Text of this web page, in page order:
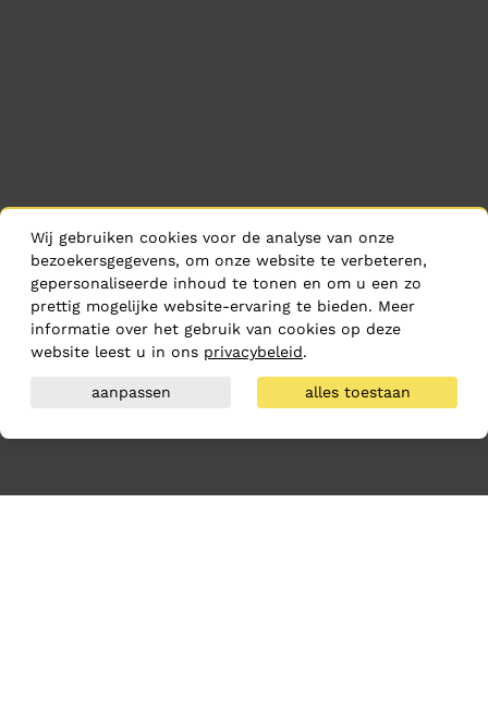
Wij gebruiken cookies voor de analyse van onze
bezoekersgegevens, om onze website te verbeteren,
gepersonaliseerde inhoud te tonen en om u een zo
prettig mogelijke website-ervaring te bieden. Meer
informatie over het gebruik van cookies op deze
website leest u in ons privacybeleid.
aanpassen alles toestaan